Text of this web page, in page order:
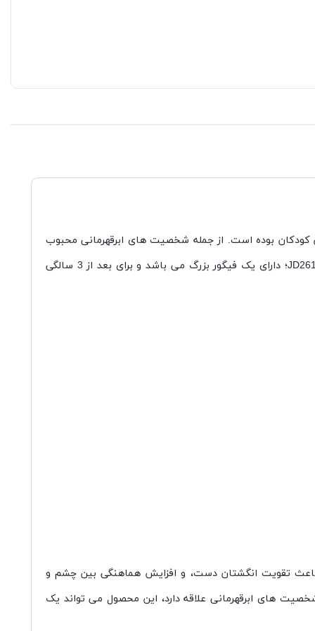
بوده است. از جمله شخصیت های ابرقهرمانی محبوب
کاپتان آمریکا مدل JD261؛ دارای یک فیگور بزرگ می باشد و برای بعد از 3 سالگی
باعث تقویت انگشتان دست، و افزایش هماهنگی بین چشم و
های ابرقهرمانی علاقه دارد، این محصول می تواند یک